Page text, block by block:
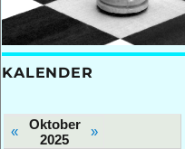
KALENDER
«
Oktober
2025
»